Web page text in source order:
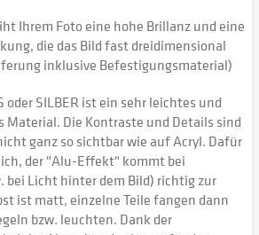
Ihrem Foto eine hohe Brillanz und eine
die das Bild fast dreidimensional
inklusive Befestigungsmaterial)
oder SILBER ist ein sehr leichtes und
Material. Die Kontraste und Details sind
ganz so sichtbar wie auf Acryl. Dafür
der "Alu-Effekt" kommt bei
bei Licht hinter dem Bild) richtig zur
ist matt, einzelne Teile fangen dann
bzw. leuchten. Dank der